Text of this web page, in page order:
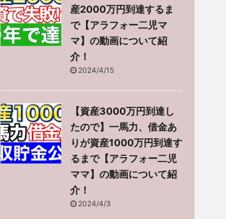
産2000万円到達するま
で【アラフォー二児マ
マ】の動画について紹
介！
2024/4/15
【資産3000万円到達し
たので】一馬力、借金あ
りが資産1000万円到達す
るまで【アラフォー二児
ママ】の動画について紹
介！
2024/4/3